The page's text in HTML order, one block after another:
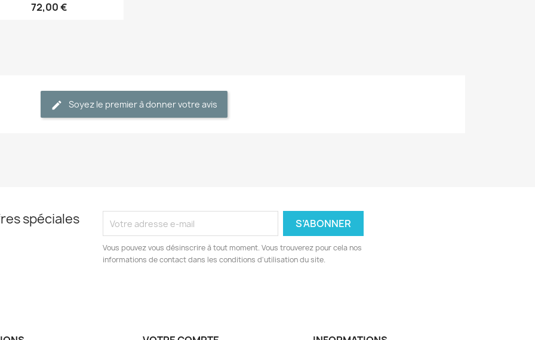
72,00 €
Soyez le premier à donner votre avis
spéciales
Vous pouvez vous désinscrire à tout moment. Vous trouverez pour cela nos
informations de contact dans les conditions d'utilisation du site.